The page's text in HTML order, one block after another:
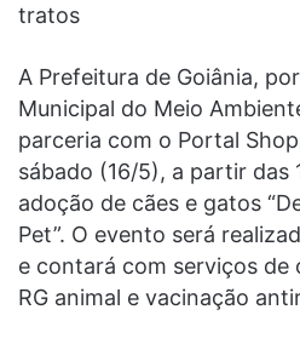
tratos
A Prefeitura de Goiânia,
Municipal do Meio
parceria com o Portal
sábado (16/5), a partir das
adoção de cães e gatos
Pet”. O evento será
e contará com serviços de
RG animal e vacinação